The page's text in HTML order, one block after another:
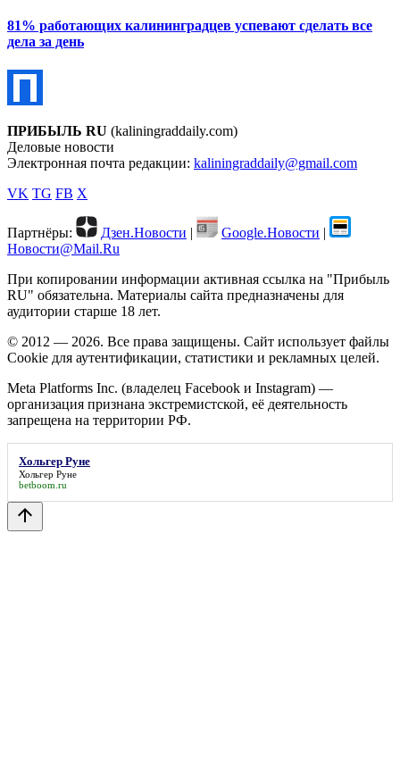
81% работающих калининградцев успевают сделать все
дела за день
ПРИБЫЛЬ RU (kaliningraddaily.com)
Деловые новости
Электронная почта редакции: kaliningraddaily@gmail.com
VK TG FB X
Партнёры: Дзен.Новости | Google.Новости |
Новости@Mail.Ru
При копировании информации активная ссылка на "Прибыль
RU" обязательна. Материалы сайта предназначены для
аудитории старше 18 лет.
© 2012 — 2026. Все права защищены. Сайт использует файлы
Cookie для аутентификации, статистики и рекламных целей.
Meta Platforms Inc. (владелец Facebook и Instagram) —
организация признана экстремистской, её деятельность
запрещена на территории РФ.
Хольгер Руне
Хольгер Руне
betboom.ru
arrow_upward